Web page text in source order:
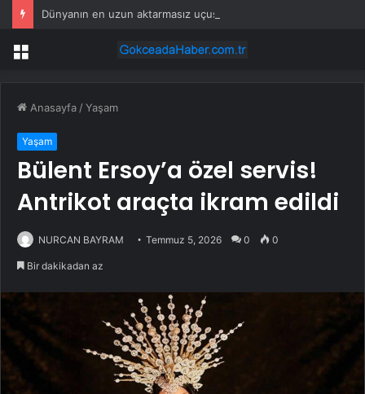
Menü
Anasayfa /Yaşam
Yaşam
Bülent Ersoy’a özel servis!
Antrikot araçta ikram edildi
NURCAN BAYRAM Temmuz 5, 2026 0 0
Bir dakikadan az